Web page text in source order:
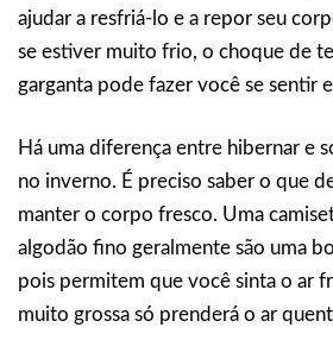
ajudar a resfriá-lo e a repor seu
se estiver muito frio, o choque de
garganta pode fazer você se sentir
Há uma diferença entre hibernar e
no inverno. É preciso saber o que
manter o corpo fresco. Uma
algodão fino geralmente são uma
pois permitem que você sinta o ar
muito grossa só prenderá o ar